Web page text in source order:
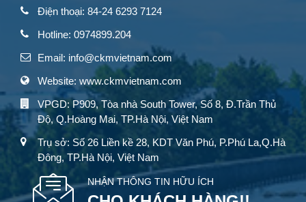
Điện thoại: 84-24 6293 7124
Hotline: 0974899.204
Email: info@ckmvietnam.com
Website: www.ckmvietnam.com
VPGD: P909, Tòa nhà South Tower, Số 8, Đ.Trần Thủ
Độ, Q.Hoàng Mai, TP.Hà Nội, Việt Nam
Trụ sở: Số 26 Liền kề 28, KDT Văn Phú, P.Phú La,Q.Hà
Đông, TP.Hà Nội, Việt Nam
NHẬN THÔNG TIN HỮU ÍCH